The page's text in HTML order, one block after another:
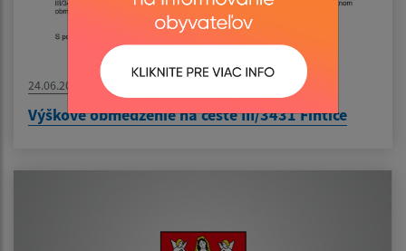
24.06.2026
Výškové obmedzenie na ceste III/3431 Fintice